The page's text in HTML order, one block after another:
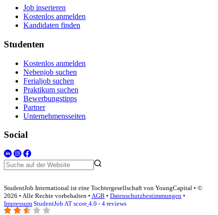
Job inserieren
Kostenlos anmelden
Kandidaten finden
Studenten
Kostenlos anmelden
Nebenjob suchen
Ferialjob suchen
Praktikum suchen
Bewerbungstipps
Partner
Unternehmensseiten
Social
StudentJob International ist eine Tochtergesellschaft von YoungCapital • ©
2026 • Alle Rechte vorbehalten • AGB • Datenschutzbestimmungen •
Impressum StudentJob AT score 4.0 - 4 reviews